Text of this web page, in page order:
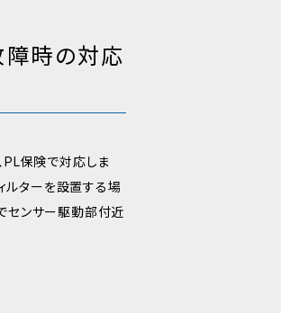
障時の対応
PL保険で対応しま
ルターを設置する場
センサー駆動部付近